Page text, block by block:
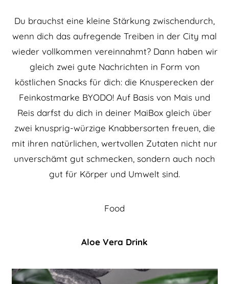
Du brauchst eine kleine Stärkung zwischendurch,
wenn dich das aufregende Treiben in der City mal
wieder vollkommen vereinnahmt? Dann haben wir
gleich zwei gute Nachrichten in Form von
köstlichen Snacks für dich: die Knusperecken der
Feinkostmarke BYODO! Auf Basis von Mais und
Reis darfst du dich in deiner MaiBox gleich über
zwei knusprig-würzige Knabbersorten freuen, die
mit ihren natürlichen, wertvollen Zutaten nicht nur
unverschämt gut schmecken, sondern auch noch
gut für Körper und Umwelt sind.
Food
Aloe Vera Drink